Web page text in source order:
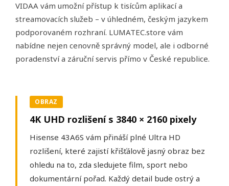
VIDAA vám umožní přístup k tisícům aplikací a
streamovacích služeb – v úhledném, českým jazykem
podporovaném rozhraní. LUMATEC.store vám
nabídne nejen cenovně správný model, ale i odborné
poradenství a záruční servis přímo v České republice.
OBRAZ
4K UHD rozlišení s 3840 × 2160 pixely
Hisense 43A6S vám přináší plné Ultra HD
rozlišení, které zajistí křišťálově jasný obraz bez
ohledu na to, zda sledujete film, sport nebo
dokumentární pořad. Každý detail bude ostrý a